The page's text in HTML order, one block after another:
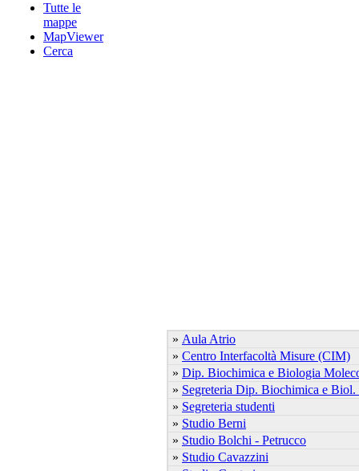
Tutte le
mappe
MapViewer
Cerca
» Aula Atrio
» Centro Interfacoltà Misure (CIM)
» Dip. Biochimica e Biologia
» Segreteria Dip. Biochimica e
» Segreteria studenti
» Studio Berni
» Studio Bolchi - Petrucco
» Studio Cavazzini